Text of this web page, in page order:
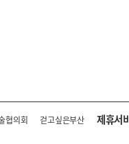
협의회 걷고싶은부산 제휴서